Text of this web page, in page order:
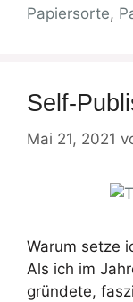
Papiersorte,
Self-
Mai 21, 2021
Warum setze
Als ich im
gründete,